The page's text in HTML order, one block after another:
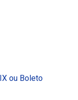
ou Boleto